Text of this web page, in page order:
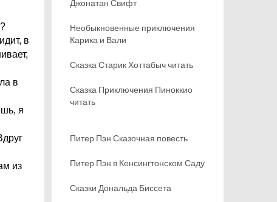
в
в
я
из
Джонатан Свифт
Необыкновенные приключения
Карика и Вали
Сказка Старик Хоттабыч читать
Сказка Приключения Пиноккио
читать
Питер Пэн Сказочная повесть
Питер Пэн в Кенсингтонском Саду
Сказки Дональда Биссета